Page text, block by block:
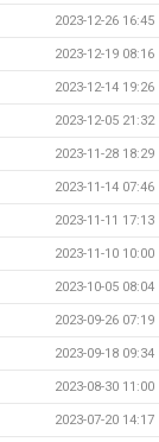
2023-12-26 16:45
2023-12-19 08:16
2023-12-14 19:26
2023-12-05 21:32
2023-11-28 18:29
2023-11-14 07:46
2023-11-11 17:13
2023-11-10 10:00
2023-10-05 08:04
2023-09-26 07:19
2023-09-18 09:34
2023-08-30 11:00
2023-07-20 14:17